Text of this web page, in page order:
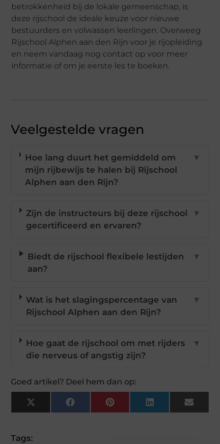
betrokkenheid bij de lokale gemeenschap, is
deze rijschool de ideale keuze voor nieuwe
bestuurders en volwassen leerlingen. Overweeg
Rijschool Alphen aan den Rijn voor je rijopleiding
en neem vandaag nog contact op voor meer
informatie of om je eerste les te boeken.
Veelgestelde vragen
Hoe lang duurt het gemiddeld om
mijn rijbewijs te halen bij Rijschool
Alphen aan den Rijn?
▼
Zijn de instructeurs bij deze rijschool
gecertificeerd en ervaren?
▼
Biedt de rijschool flexibele lestijden
aan?
▼
Wat is het slagingspercentage van
Rijschool Alphen aan den Rijn?
▼
Hoe gaat de rijschool om met rijders
die nerveus of angstig zijn?
▼
Goed artikel? Deel hem dan op:
X
(Twitter)
FacebookPinterestLinkedInEmail
Tags: